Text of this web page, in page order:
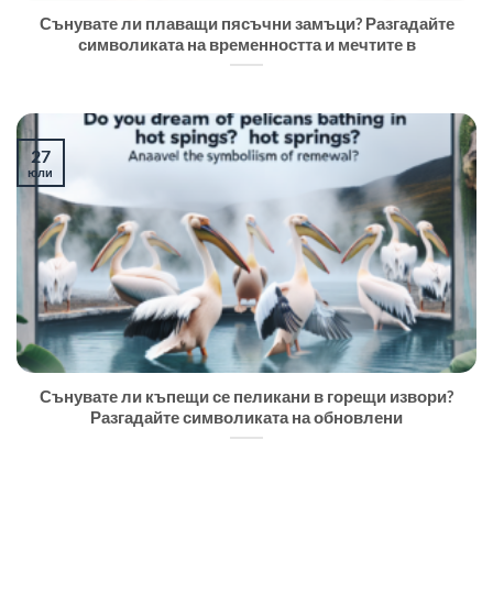
Сънувате ли плаващи пясъчни замъци? Разгадайте
символиката на временността и мечтите в
Сънувате ли къпещи се пеликани в горещи извори?
Разгадайте символиката на обновлени
27
юли